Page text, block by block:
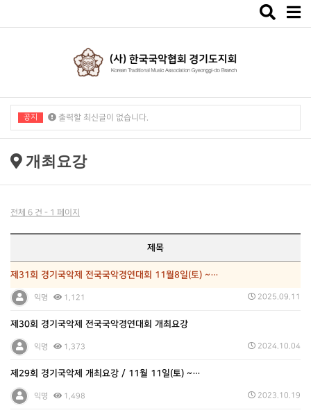
Toggle
공지 출력할 최신글이 없습니다.
출력할 최신글이 없습니다.
개최요강
전체 6 건 - 1 페이지
제목
제31회 경기국악제 전국국악경연대회 11월8일(토) ~…
익명 1,121 2025.09.11
제30회 경기국악제 전국국악경연대회 개최요강
익명 1,373 2024.10.04
제29회 경기국악제 개최요강 / 11월 11일(토) ~…
익명 1,498 2023.10.19